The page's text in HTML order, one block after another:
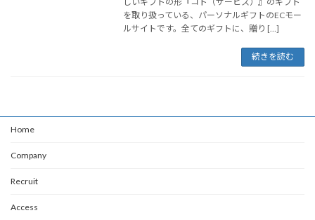
を取り扱っている、パーソナルギフトのECモー
ルサイトです。全てのギフトに、贈り […]
続きを読む
Home
Company
Recruit
Access